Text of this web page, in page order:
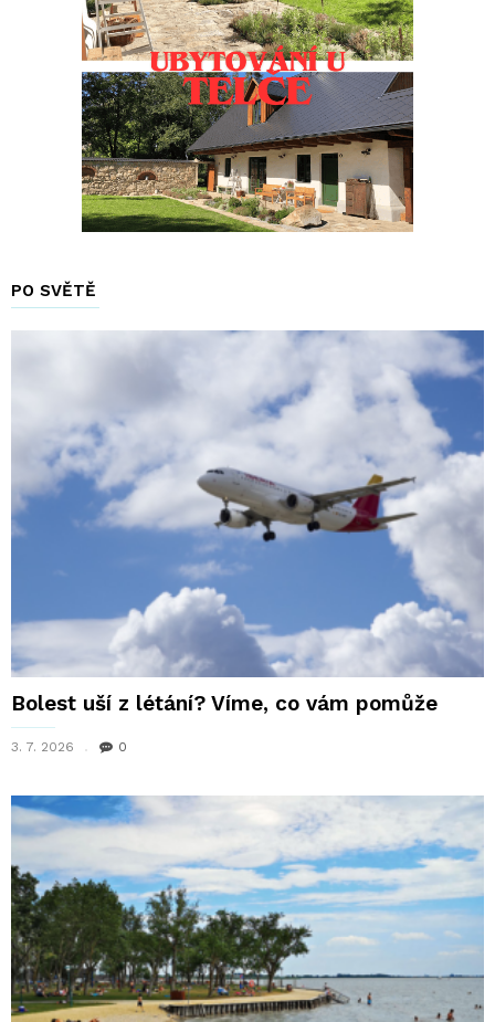
PO SVĚTĚ
Bolest uší z létání? Víme, co vám pomůže
3. 7. 2026 0